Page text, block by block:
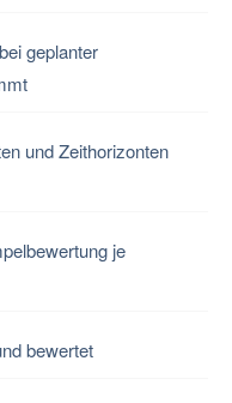
geplanter
und Zeithorizonten
je
bewertet